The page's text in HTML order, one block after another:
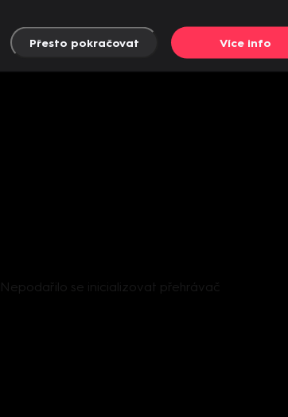
Nepodařilo se inicializovat přehrávač
Přesto pokračovat Více info